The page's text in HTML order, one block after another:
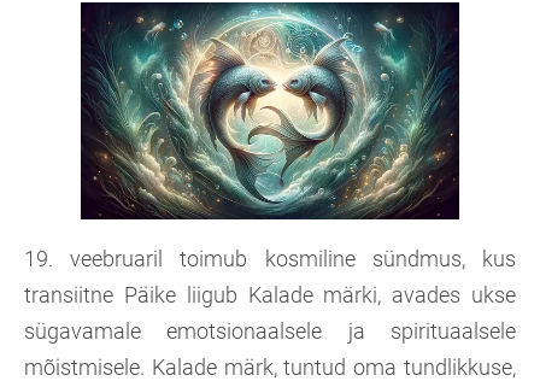
19. veebruaril toimub kosmiline sündmus, kus
transiitne Päike liigub Kalade märki, avades ukse
sügavamale emotsionaalsele ja spirituaalsele
mõistmisele. Kalade märk, tuntud oma tundlikkuse,